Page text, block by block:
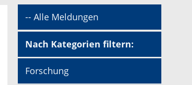
-- Alle Meldungen
Nach Kategorien filtern:
Forschung